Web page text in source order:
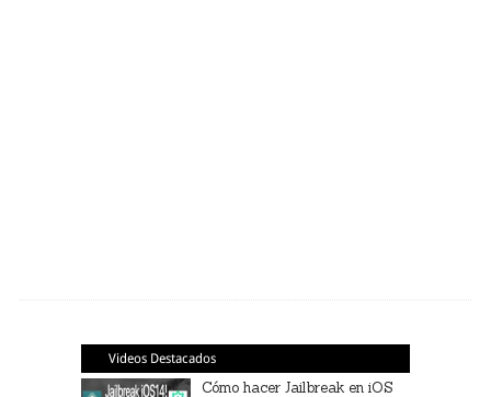
Videos Destacados
Cómo hacer Jailbreak en iOS